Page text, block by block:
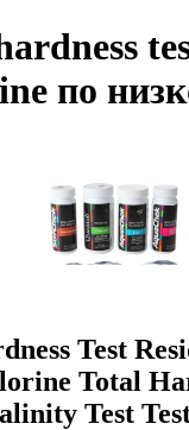
по
Test
Total
Test